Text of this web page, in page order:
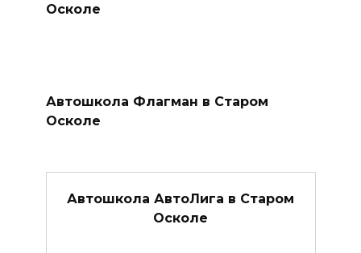
Осколе
Автошкола Флагман в Старом
Осколе
Автошкола АвтоЛига в Старом
Осколе